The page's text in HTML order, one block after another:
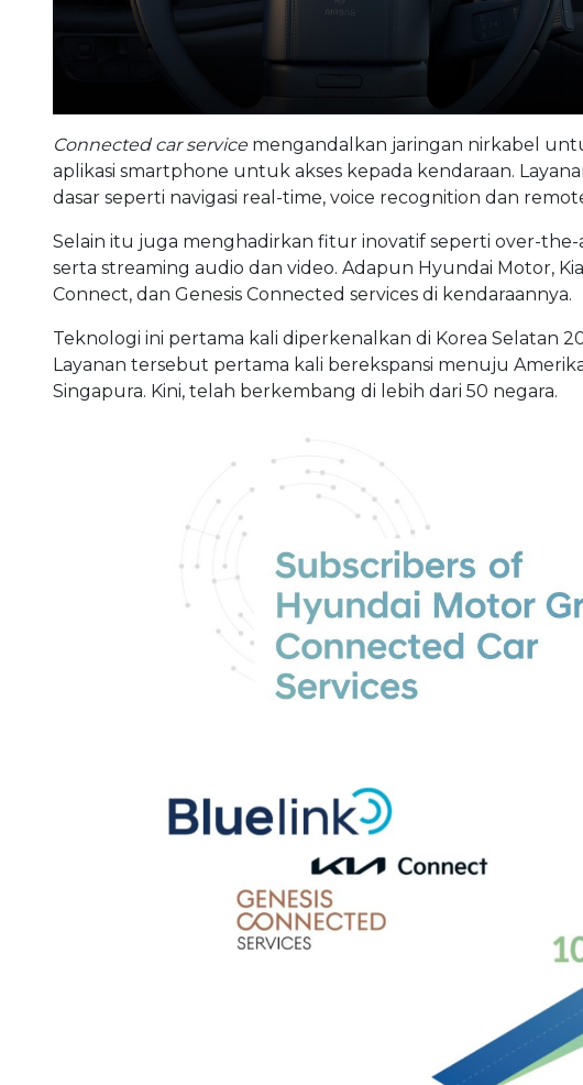
Connected car servicemengandalkan jaringan nirkabel
aplikasi smartphone untuk akses kepada kendaraan.
dasar seperti navigasi real-time, voice recognition dan
Selain itu juga menghadirkan fitur inovatif seperti over-the-
serta streaming audio dan video. Adapun Hyundai Motor,
Connect, dan Genesis Connected services di kendaraannya.
Teknologi ini pertama kali diperkenalkan di Korea Selatan
Layanan tersebut pertama kali berekspansi menuju
Singapura. Kini, telah berkembang di lebih dari 50 negara.